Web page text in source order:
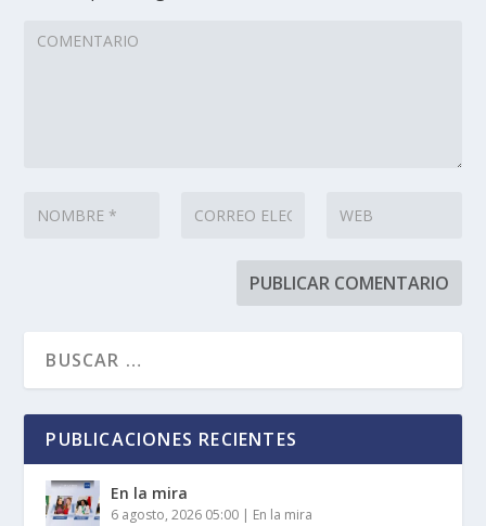
PUBLICACIONES RECIENTES
En la mira
6 agosto, 2026 05:00 | En la mira